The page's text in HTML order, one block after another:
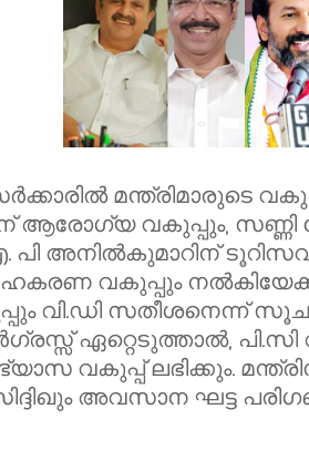
മന്ത്രിമാരുടെ
ആരോഗ്യ വകുപ്പും,
എ. പി അനില്‍കുമാറിന്
വകുപ്പും
വി.ഡി സതീശനെന്ന്
ഏറ്റെടുത്താല്‍, പി.സി
വകുപ്പ് ലഭിക്കും.
അവസാന ഘട്ട